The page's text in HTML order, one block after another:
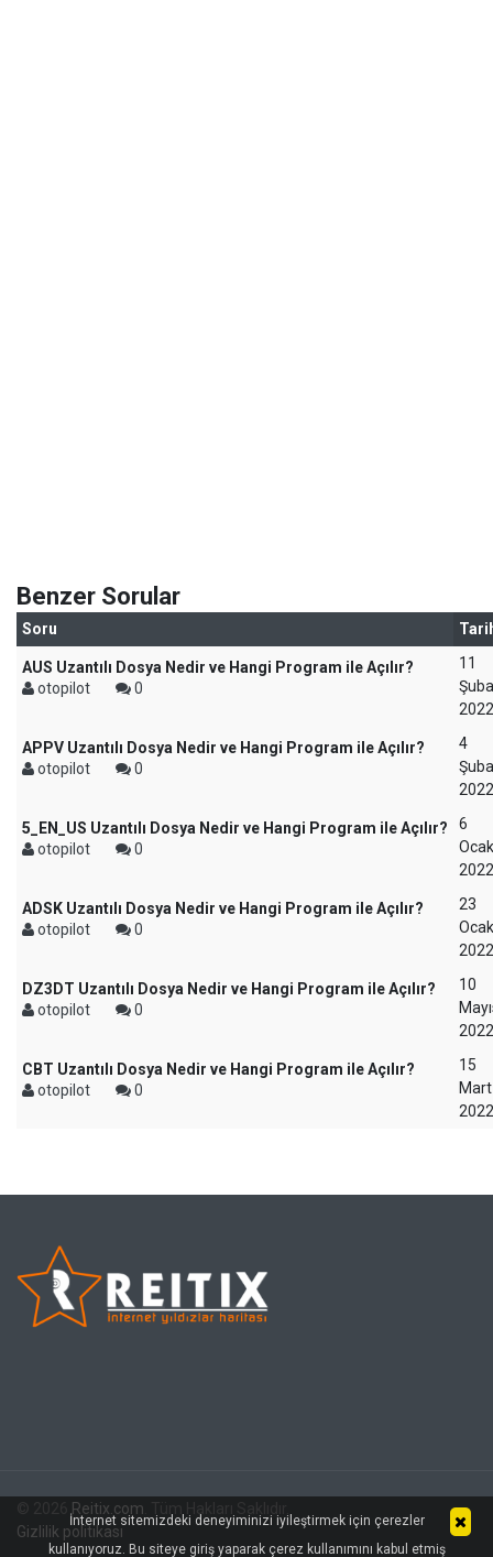
Benzer Sorular
Soru
AUS Uzantılı Dosya Nedir ve Hangi Program ile Açılır?
otopilot
0
11
2022
APPV Uzantılı Dosya Nedir ve Hangi Program ile Açılır?
otopilot
0
4
2022
5_EN_US Uzantılı Dosya Nedir ve Hangi Program ile Açılır?
otopilot
0
6
Ocak
2022
ADSK Uzantılı Dosya Nedir ve Hangi Program ile Açılır?
otopilot
0
23
Ocak
2022
DZ3DT Uzantılı Dosya Nedir ve Hangi Program ile Açılır?
otopilot
0
10
2022
CBT Uzantılı Dosya Nedir ve Hangi Program ile Açılır?
otopilot
0
15
Mart
2022
Reitix.com
Gizlilik politikası
İnternet sitemizdeki deneyiminizi iyileştirmek için çerezler
kullanıyoruz. Bu siteye giriş yaparak çerez kullanımını kabul etmiş